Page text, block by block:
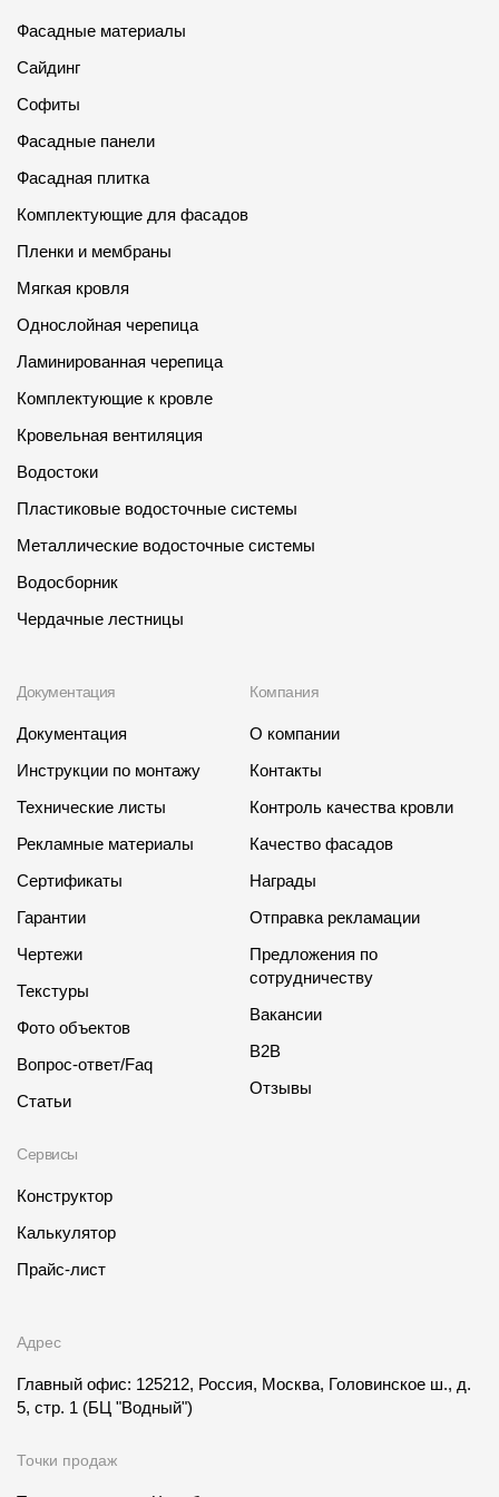
Сб-Вс - выходной
Фасадные материалы
Сайдинг
Софиты
Фасадные панели
Фасадная плитка
Комплектующие для фасадов
Пленки и мембраны
Мягкая кровля
Однослойная черепица
Ламинированная черепица
Комплектующие к кровле
Кровельная вентиляция
Водостоки
Пластиковые водосточные системы
Металлические водосточные системы
Водосборник
Чердачные лестницы
Документация
Документация
Инструкции по монтажу
Технические листы
Рекламные материалы
Сертификаты
Гарантии
Чертежи
Текстуры
Фото объектов
Вопрос-ответ/Faq
Статьи
Сервисы
Конструктор
Калькулятор
Прайс-лист
Компания
О компании
Контакты
Контроль качества кровли
Качество фасадов
Награды
Отправка рекламации
Предложения по
сотрудничеству
Вакансии
B2B
Отзывы
Адрес
Главный офис: 125212, Россия, Москва, Головинское ш., д.
5, стр. 1 (БЦ "Водный")
Точки продаж